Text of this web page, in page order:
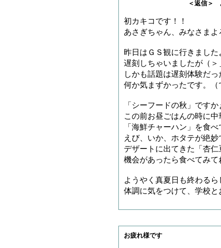
＜返信＞ あちかさ
初カキコです！！
あさぎちゃん、みなさま
昨日はＧＳ観に行きました
遅刻しちゃいましたが（＞
しかも話題は遅刻体験だっ
何か気まずかったです。（
「シーフードの秋」ですか
この前お昼ごはんの時に
「海鮮チャーハン」を食
えび、いか、ホタテが絶妙
デザートに出てきた「杏
機会があったら食べてみて
ようやく真夏日も終わる
体調に気をつけて、学校
お疲れ様です